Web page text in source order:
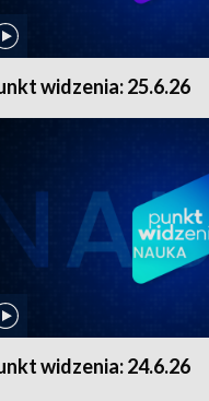
widzenia: 25.6.26
widzenia: 24.6.26